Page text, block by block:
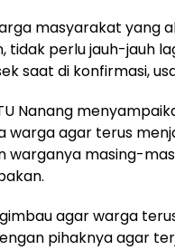
masyarakat yang
tidak perlu jauh-jauh
saat di konfirmasi,
Nanang
warga agar terus
warganya masing-
agar warga
pihaknya agar